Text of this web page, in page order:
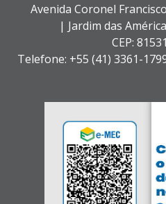
Avenida Coronel
| Jardim das
CEP:
Telefone: +55 (41) 3361-